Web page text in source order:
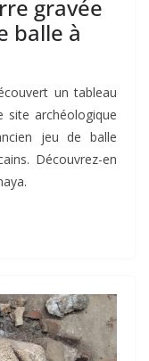
gravée
balle à
un tableau
site archéologique
jeu de balle
Découvrez-en